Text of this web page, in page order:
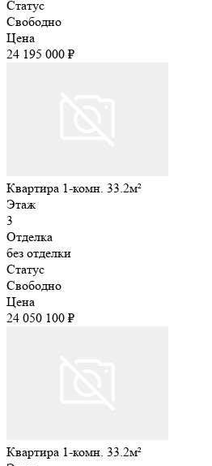
Статус
Свободно
Цена
24 195 000 ₽
Квартира 1-комн. 33.2м²
Этаж
3
Отделка
без отделки
Статус
Свободно
Цена
24 050 100 ₽
Квартира 1-комн. 33.2м²